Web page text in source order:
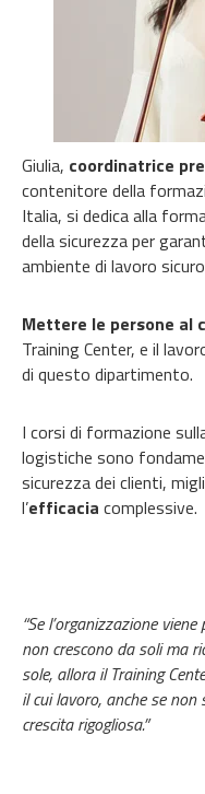
Giulia, coordinatrice
contenitore della
Italia, si dedica alla
della sicurezza per
ambiente di lavoro
Mettere le persone al
Training Center, e il
di questo dipartimento.
I corsi di formazione
logistiche sono
sicurezza dei clienti,
l’efficacia complessive.
“Se l’organizzazione
non crescono da soli ma
sole, allora il Training
il cui lavoro, anche se
crescita rigogliosa.”